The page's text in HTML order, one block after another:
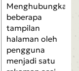
Menghubungkan
beberapa
tampilan
halaman oleh
pengguna
menjadi satu